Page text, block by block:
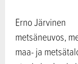
Erno Järvinen
metsäneuvos,
maa- ja